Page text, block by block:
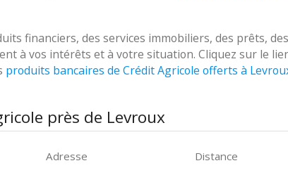
financiers, des services immobiliers, des prêts, des
à vos intérêts et à votre situation. Cliquez sur le
produits bancaires de Crédit Agricole offerts à
près de Levroux
Adresse
Distance